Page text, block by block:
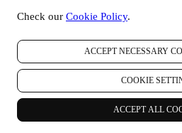
Check our Cookie Policy.
ACCEPT NECESSARY
COOKIE
ACCEPT ALL
Weet dat wij uw contactgegevens
bedrijven voor hun
RE-TARGETING / OM
TE PASSEN EN DE
Wij willen uw gegevens
aanbiedingen af te stemmen op
om u een gepersonaliseerde Le